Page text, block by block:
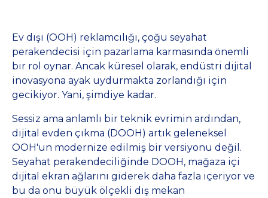
Ev dışı (OOH) reklamcılığı, çoğu seyahat
perakendecisi için pazarlama karmasında önemli
bir rol oynar. Ancak küresel olarak, endüstri dijital
inovasyona ayak uydurmakta zorlandığı için
gecikiyor. Yani, şimdiye kadar.
Sessiz ama anlamlı bir teknik evrimin ardından,
dijital evden çıkma (DOOH) artık geleneksel
OOH'un modernize edilmiş bir versiyonu değil.
Seyahat perakendeciliğinde DOOH, mağaza içi
dijital ekran ağlarını giderek daha fazla içeriyor ve
bu da onu büyük ölçekli dış mekan